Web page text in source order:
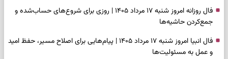
فال روزانه امروز شنبه ۱۷ مرداد ۱۴۰۵ | روزی برای شروع‌های حساب‌شده و
جمع‌کردن حاشیه‌ها
فال انبیا امروز شنبه ۱۷ مرداد ۱۴۰۵ | پیام‌هایی برای اصلاح مسیر، حفظ امید
و عمل به مسئولیت‌ها